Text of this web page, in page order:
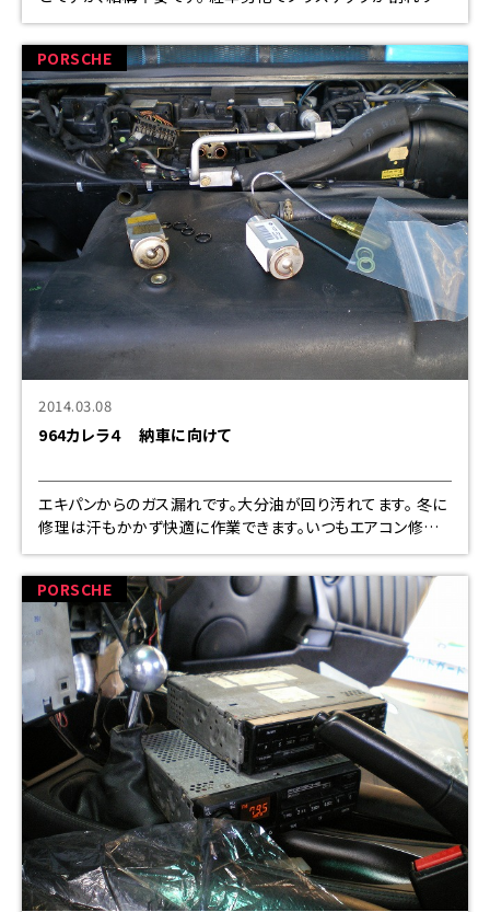
ケージが、ズッコケます。 在庫品で、お茶を
PORSCHE
2014.03.08
964カレラ４ 納車に向けて
エキパンからのガス漏れです。大分油が回り汚れてます。 冬に
修理は汗もかかず快適に作業できます。いつもエアコン修理
は夏ですから、、、、、 ホーンもペケですので、交換します &n
PORSCHE